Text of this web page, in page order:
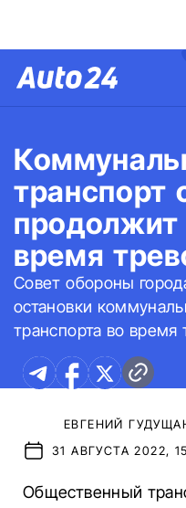
транспорт
продолжит
время
Совет обороны
остановки
транспорта во время
ЕВГЕНИЙ
31 АВГУСТА 2022,
Общественный